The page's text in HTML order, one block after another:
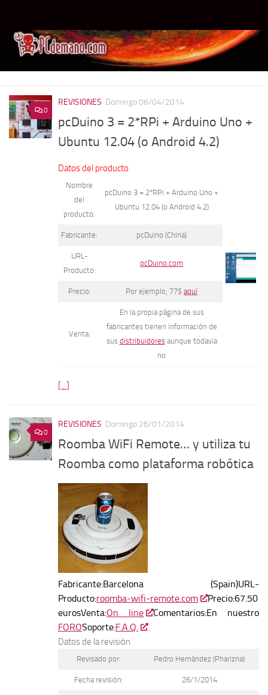
0
REVISIONES Domingo 06/04/2014
pcDuino 3 = 2*RPi + Arduino Uno +
Ubuntu 12.04 (o Android 4.2)
Datos del producto
Nombre
del
producto:
pcDuino 3 = 2*RPi + Arduino Uno +
Ubuntu 12.04 (o Android 4.2)
Fabricante: pcDuino (China)
URL-
Producto:
pcDuino.com
Precio: Por ejemplo, 77$ aquí
Venta:
En la propia página de sus
fabricantes tienen información de
sus distribuidoresaunque todavía
no
[...]
0
REVISIONES Domingo 26/01/2014
Roomba WiFi Remote… y utiliza tu
Roomba como plataforma robótica
Fabricante:Barcelona (Spain)URL-
Producto:roomba-wifi-remote.com
Precio:67.50
eurosVenta:On line
Comentarios:En nuestro
FOROSoporte:F.A.Q.
Datos de la revisión
Revisado por: Pedro Hernández (Pharizna)
Fecha revisión: 26/1/2014